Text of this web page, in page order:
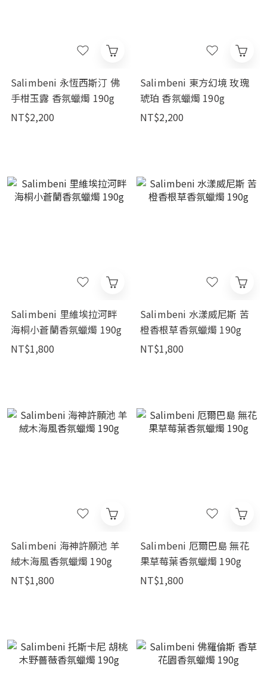
Salimbeni 永恆西斯汀 佛
手柑玉露 香氛蠟燭 190g
NT$2,200
Salimbeni 東方幻境 玫瑰
琥珀 香氛蠟燭 190g
NT$2,200
Salimbeni 里維埃拉河畔
海桐小蒼蘭香氛蠟燭 190g
NT$1,800
Salimbeni 水漾威尼斯 苦
橙香根草香氛蠟燭 190g
NT$1,800
Salimbeni 海神許願池 羊
絨木海風香氛蠟燭 190g
NT$1,800
Salimbeni 厄爾巴島 無花
果草莓葉香氛蠟燭 190g
NT$1,800